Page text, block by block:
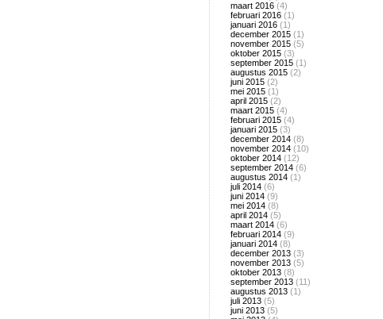
maart 2016 (4)
februari 2016 (1)
januari 2016 (1)
december 2015 (1)
november 2015 (5)
oktober 2015 (3)
september 2015 (1)
augustus 2015 (2)
juni 2015 (2)
mei 2015 (1)
april 2015 (2)
maart 2015 (4)
februari 2015 (4)
januari 2015 (3)
december 2014 (8)
november 2014 (10)
oktober 2014 (12)
september 2014 (6)
augustus 2014 (1)
juli 2014 (6)
juni 2014 (9)
mei 2014 (8)
april 2014 (5)
maart 2014 (6)
februari 2014 (9)
januari 2014 (8)
december 2013 (3)
november 2013 (5)
oktober 2013 (8)
september 2013 (11)
augustus 2013 (1)
juli 2013 (5)
juni 2013 (5)